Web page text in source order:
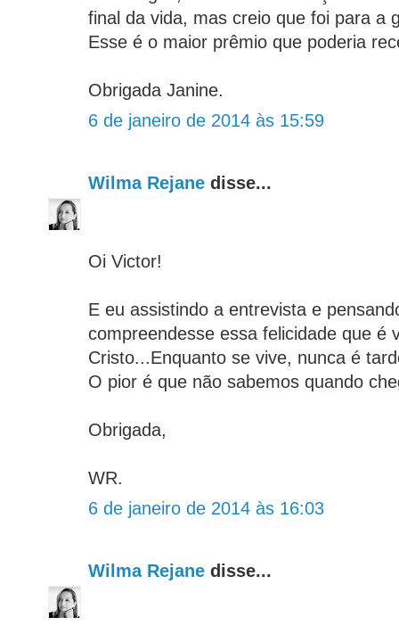
final da vida, mas creio que foi para a
Esse é o maior prêmio que poderia
Obrigada Janine.
6 de janeiro de 2014 às 15:59
Wilma Rejane disse...
Oi Victor!
E eu assistindo a entrevista e
compreendesse essa felicidade que é
Cristo...Enquanto se vive, nunca é
O pior é que não sabemos quando
Obrigada,
WR.
6 de janeiro de 2014 às 16:03
Wilma Rejane disse...